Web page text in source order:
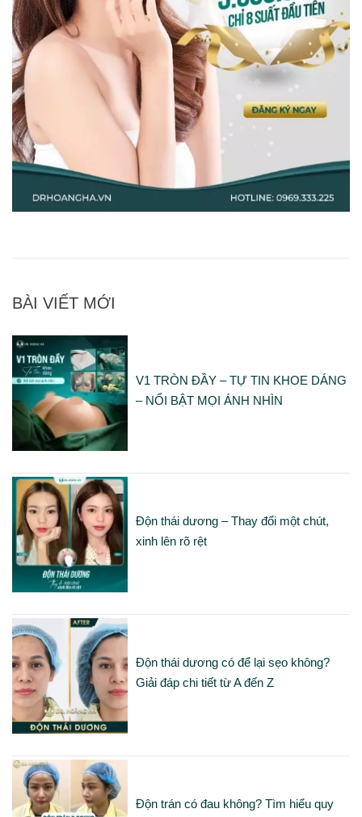
BÀI VIẾT MỚI
V1 TRÒN ĐẦY – TỰ TIN KHOE DÁNG
– NỔI BẬT MỌI ÁNH NHÌN
Độn thái dương – Thay đổi một chút,
xinh lên rõ rệt
Độn thái dương có để lại sẹo không?
Giải đáp chi tiết từ A đến Z
Độn trán có đau không? Tìm hiểu quy